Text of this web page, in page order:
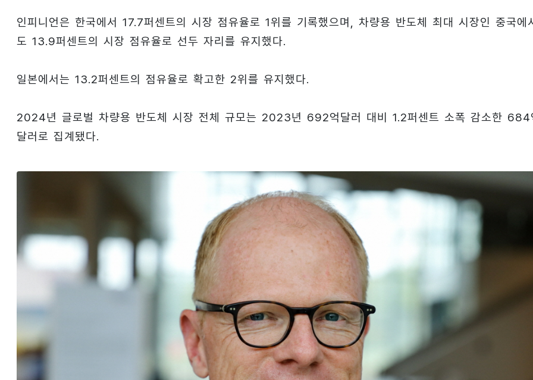
인피니언은 한국에서 17.7퍼센트의 시장 점유율로 1위를 기록했으며, 차량용 반도체 최대 시장인 중국에
도 13.9퍼센트의 시장 점유율로 선두 자리를 유지했다.
일본에서는 13.2퍼센트의 점유율로 확고한 2위를 유지했다.
2024년 글로벌 차량용 반도체 시장 전체 규모는 2023년 692억달러 대비 1.2퍼센트 소폭 감소한 684
달러로 집계됐다.